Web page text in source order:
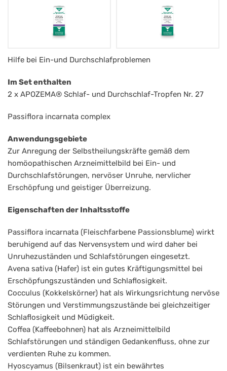
Apozema
Nr.
27
Schlaf
durch
Hilfe bei Ein-und Durchschlafproblemen
Im Set enthalten
2 x APOZEMA® Schlaf- und Durchschlaf-Tropfen Nr. 27
Passiflora incarnata complex
Anwendungsgebiete
Zur Anregung der Selbstheilungskräfte gemäß dem
homöopathischen Arzneimittelbild bei Ein- und
Durchschlafstörungen, nervöser Unruhe, nervlicher
Erschöpfung und geistiger Überreizung.
Eigenschaften der Inhaltsstoffe
Passiflora incarnata (Fleischfarbene Passionsblume) wirkt
beruhigend auf das Nervensystem und wird daher bei
Unruhezuständen und Schlafstörungen eingesetzt.
Avena sativa (Hafer) ist ein gutes Kräftigungsmittel bei
Erschöpfungszuständen und Schlaflosigkeit.
Cocculus (Kokkelskörner) hat als Wirkungsrichtung nervöse
Störungen und Verstimmungszustände bei gleichzeitiger
Schlaflosigkeit und Müdigkeit.
Coffea (Kaffeebohnen) hat als Arzneimittelbild
Schlafstörungen und ständigen Gedankenfluss, ohne zur
verdienten Ruhe zu kommen.
Hyoscyamus (Bilsenkraut) ist ein bewährtes